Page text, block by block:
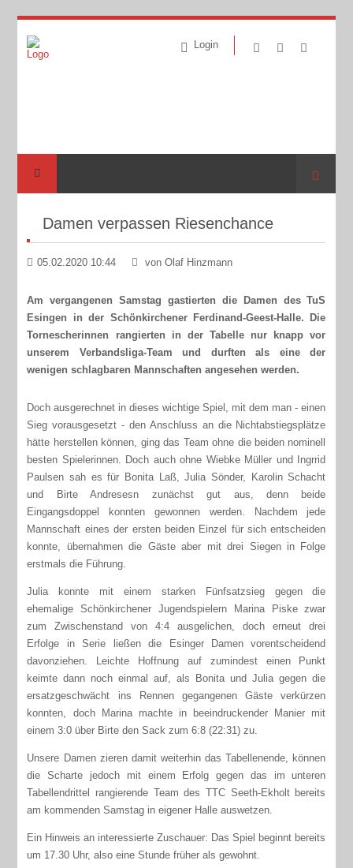
Login
Suche
Damen verpassen Riesenchance
05.02.2020 10:44 von Olaf Hinzmann
Am vergangenen Samstag gastierten die Damen des TuS
Esingen in der Schönkirchener Ferdinand-Geest-Halle. Die
Tornescherinnen rangierten in der Tabelle nur knapp vor
unserem Verbandsliga-Team und durften als eine der
wenigen schlagbaren Mannschaften angesehen werden.
Doch ausgerechnet in dieses wichtige Spiel, mit dem man - einen
Sieg vorausgesetzt - den Anschluss an die Nichtabstiegsplätze
hätte herstellen können, ging das Team ohne die beiden nominell
besten Spielerinnen. Doch auch ohne Wiebke Müller und Ingrrid
Paulsen sah es für Bonita Laß, Julia Sönder, Karolin Schacht
und Birte Andresesn zunächst gut aus, denn beide
Eingangsdoppel konnten gewonnen werden. Nachdem jede
Mannschaft eines der ersten beiden Einzel für sich entscheiden
konnte, übernahmen die Gäste aber mit drei Siegen in Folge
erstmals die Führung.
Julia konnte mit einem starken Fünfsatzsieg gegen die
ehemalige Schönkirchener Jugendspielern Marina Piske zwar
zum Zwischenstand von 4:4 ausgelichen, doch erneut drei
Erfolge in Serie ließen die Esinger Damen vorentscheidend
davonziehen. Leichte Hoffnung auf zumindest einen Punkt
keimte dann noch einmal auf, als Bonita und Julia gegen die
ersatzgeschwächt ins Rennen gegangenen Gäste verkürzen
konnten, doch Marina machte in beeindruckender Manier mit
einem 3:0 über Birte den Sack zum 6:8 (22:31) zu.
Unsere Damen zieren damit weiterhin das Tabellenende, können
die Scharte jedoch mit einem Erfolg gegen das im unteren
Tabellendrittel rangierende Team des TTC Seeth-Ekholt bereits
am kommenden Samstag in eigener Halle auswetzen.
Ein Hinweis an interessierte Zuschauer: Das Spiel beginnt bereits
um 17.30 Uhr, also eine Stunde früher als gewohnt.